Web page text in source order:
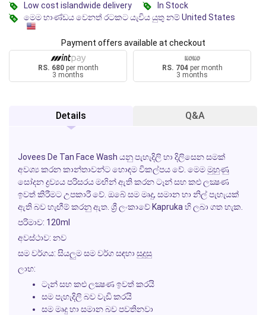
Low cost islandwide delivery
In Stock
මෙම භාණ්ඩය වෙනත් රටකට යැවිය යුතු නම් United States
Payment offers available at checkout
RS. 680per month
3 months
RS. 704per month
3 months
Details Q&A
Jovees De Tan Face Wash යනු පැහැදිලි හා දිලිසෙන සමක්
අවශ්‍ය කරන කාන්තාවන්ට හොඳම විකල්පය වේ. මෙම මුහුණු
සෝදන ද්‍රව්‍යය පරිසරය මඟින් ඇති කරන ටෑන් සහ කළු ලක්‍ෂණ
ඉවත් කිරීමට උපකාරී වේ. ඔබේ සම මෘදු, සමාන හා නිල් පැහැයක්
ඇති බව හැඟීම් කරනු ඇත. ශ්‍රී ලංකාවේ Kapruka හි ලබා ගත හැක.
පරිමාව: 120ml
අවස්ථාව: නව
සම වර්ගය: සියලුම සම වර්ග සඳහා සුදුසු
ලාභ:
ටෑන් සහ කළු ලක්‍ෂණ ඉවත් කරයි
සම පැහැදිලි බව වැඩි කරයි
සම මෘදු හා සමාන බව පවතිනවා